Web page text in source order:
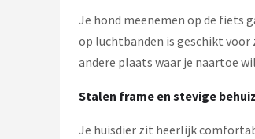
Alle merken →
Je hond meenemen op de fiets
op luchtbanden is geschikt voor
andere plaats waar je naartoe
Stalen frame en stevige
Je huisdier zit heerlijk